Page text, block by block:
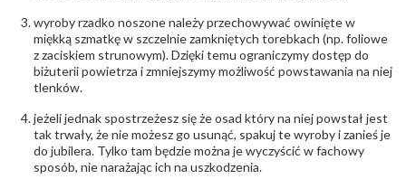
wyroby rzadko noszone należy przechowywać owinięte w
miękką szmatkę w szczelnie zamkniętych torebkach (np. foliowe
z zaciskiem strunowym). Dzięki temu ograniczymy dostęp do
biżuterii powietrza i zmniejszymy możliwość powstawania na niej
tlenków.
jeżeli jednak spostrzeżesz się że osad który na niej powstał jest
tak trwały, że nie możesz go usunąć, spakuj te wyroby i zanieś je
do jubilera. Tylko tam będzie można je wyczyścić w fachowy
sposób, nie narażając ich na uszkodzenia.